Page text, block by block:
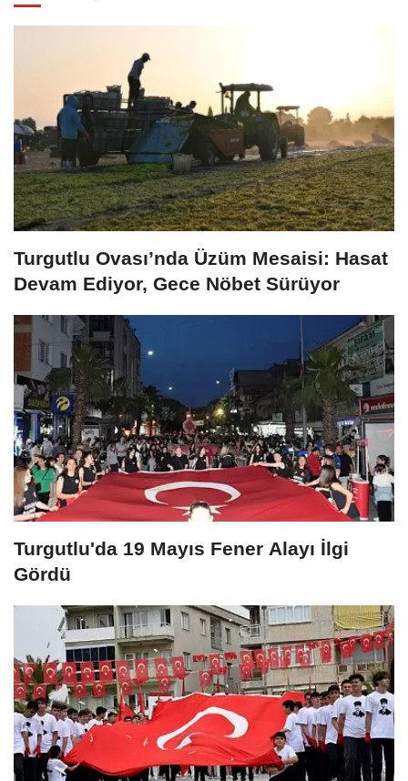
Turgutlu Ovası’nda Üzüm Mesaisi: Hasat
Devam Ediyor, Gece Nöbet Sürüyor
Turgutlu'da 19 Mayıs Fener Alayı İlgi
Gördü